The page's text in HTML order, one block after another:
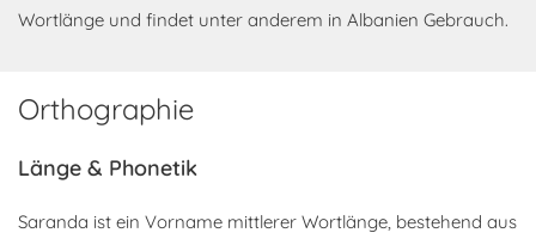
Wortlänge und findet unter anderem in Albanien Gebrauch.
Orthographie
Länge & Phonetik
Saranda ist ein Vorname mittlerer Wortlänge, bestehend aus